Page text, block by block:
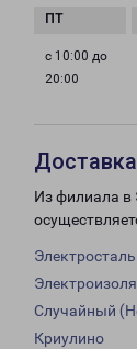
с 10:00 до
20:00
Из филиала в
Электросталь
Случайный
Криулино